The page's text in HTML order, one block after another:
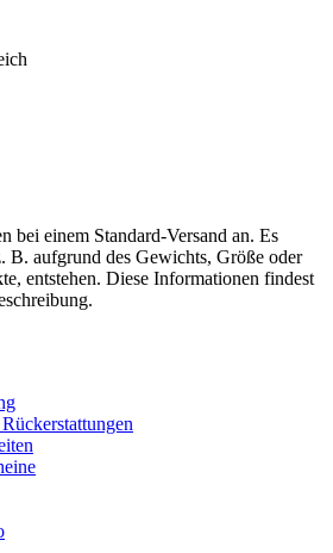
bei einem Standard-Versand an. Es
B. aufgrund des Gewichts, Größe oder
entstehen. Diese Informationen findest